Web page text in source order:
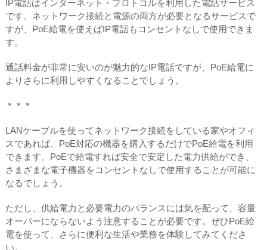
IP電話はインターネット・プロトコルを利用した電話サービス
です。ネットワーク接続と電源の両方が必要となるサービスで
すが、PoE給電を使えばIP電話もコンセントなしで使用できま
す。
通話料金が非常に安いのが魅力的なIP電話ですが、PoE給電に
よりさらに利用しやすくなることでしょう。
＊＊＊
LANケーブルを使ってネットワーク接続をしている家やオフィ
スであれば、PoE対応の機器を購入するだけでPoE給電を利用
できます。PoEで給電すれば安全で安定した電力供給ができ、
さまざまな電子機器をコンセントなしで使用することが可能に
なるでしょう。
ただし、供給電力と必要電力のバランスには気を配って、容量
オーバーにならないよう注意することが必要です。ぜひPoE給
電を使って、さらに便利な生活や業務を体験してみてくださ
い。